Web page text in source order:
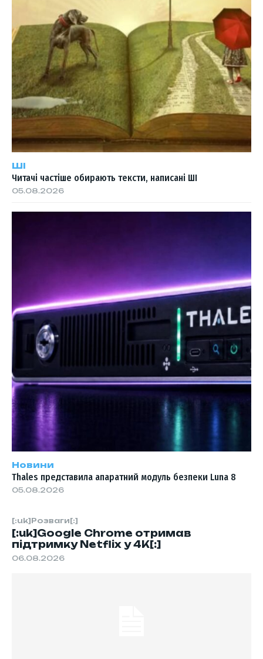
[:uk]Розваги[:]
[:uk]Google Chrome отримав
підтримку Netflix у 4K[:]
06.08.2026
ШІ
Читачі частіше обирають тексти, написані ШІ
05.08.2026
Новини
Thales представила апаратний модуль безпеки Luna 8
05.08.2026